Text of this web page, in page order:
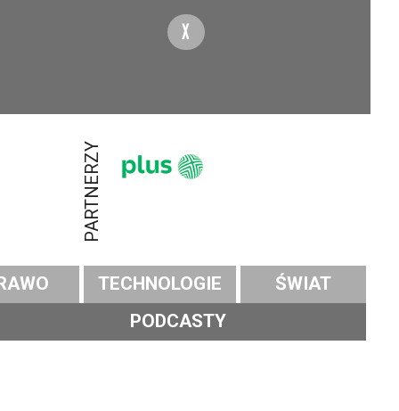
X
PARTNERZY
TECHNOLOGIE
ŚWIAT
PODCASTY